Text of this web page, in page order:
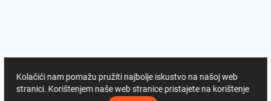
Kolačići nam pomažu pružiti najbolje iskustvo na našoj web
stranici. Korištenjem naše web stranice pristajete na korištenje